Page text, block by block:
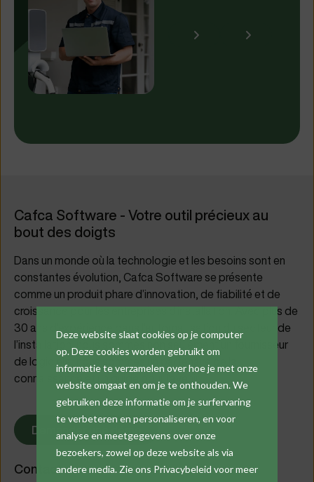
Deze website slaat cookies op je computer
op. Deze cookies worden gebruikt om
informatie te verzamelen over hoe je met onze
website omgaat en om je te onthouden. We
gebruiken deze informatie om je surfervaring
te verbeteren en personaliseren, en voor
analyse en meetgegevens over onze
bezoekers, zowel op deze website als via
andere media. Zie ons Privacybeleid voor meer
Cafca Software - Votre outil précieux au
bout des doigts
Dans un monde où la technologie et les besoins sont en
constantes évolution, Cafca Software se présente
comme un produit phare d’innovation, de fiabilité et de
croissance pour les entreprises d'installation. Avec plus de
30 ans d'expérience dans l’automatisation du secteur de
l’installation, nous sommes non seulement un fournisseur
de logiciels ; nous sommes un partenaire de la
connaissance et un guide pour l'avenir.
Demander une démo
Contact